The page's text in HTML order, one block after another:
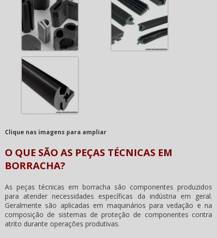
Clique nas imagens para ampliar
O QUE SÃO AS PEÇAS TÉCNICAS EM
BORRACHA?
As peças técnicas em borracha são componentes produzidos
para atender necessidades específicas da indústria em geral.
Geralmente são aplicadas em maquinários para vedação e na
composição de sistemas de proteção de componentes contra
atrito durante operações produtivas.